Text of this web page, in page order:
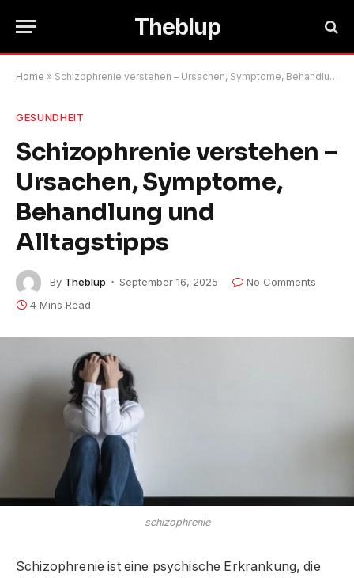
Theblup
Home » Schizophrenie verstehen – Ursachen, Symptome, Behandlung und Alltagstipps
GESUNDHEIT
Schizophrenie verstehen –
Ursachen, Symptome,
Behandlung und
Alltagstipps
By Theblup September 16, 2025
No Comments
4 Mins Read
schizophrenie
Schizophrenie ist eine psychische Erkrankung, die